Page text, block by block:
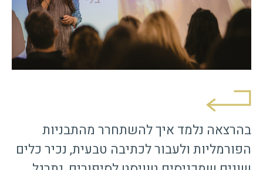
בהרצאה נלמד איך להשתחרר מהתבניות
הפורמליות ולעבור לכתיבה טבעית, נכיר כלים